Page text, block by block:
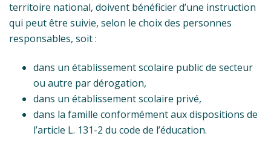
territoire national, doivent bénéficier d’une instruction
qui peut être suivie, selon le choix des personnes
responsables, soit :
dans un établissement scolaire public de secteur
ou autre par dérogation,
dans un établissement scolaire privé,
dans la famille conformément aux dispositions de
l’article L. 131-2 du code de l’éducation.